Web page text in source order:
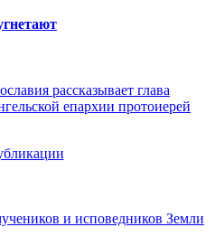
рассказывает глава
епархии протоиерей